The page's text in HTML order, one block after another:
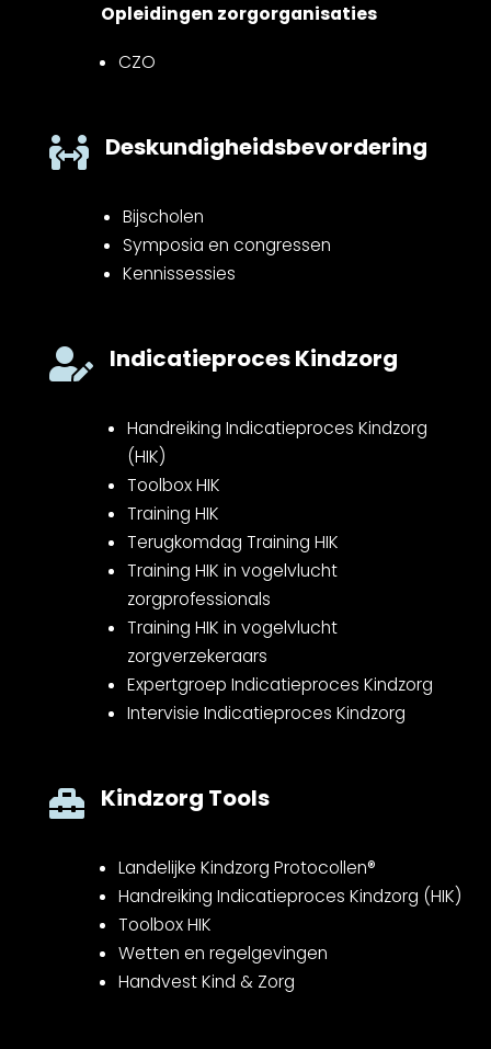
Opleidingen zorgorganisaties
CZO
 Deskundigheidsbevordering
Bijscholen
Symposia en congressen
Kennissessies
 Indicatieproces Kindzorg
Handreiking Indicatieproces Kindzorg
(HIK)
Toolbox HIK
Training HIK
Terugkomdag Training HIK
Training HIK in vogelvlucht
zorgprofessionals
Training HIK in vogelvlucht
zorgverzekeraars
Expertgroep Indicatieproces Kindzorg
Intervisie Indicatieproces Kindzorg
 Kindzorg Tools
Landelijke Kindzorg Protocollen®
Handreiking Indicatieproces Kindzorg (HIK)
Toolbox HIK
Wetten en regelgevingen
Handvest Kind & Zorg